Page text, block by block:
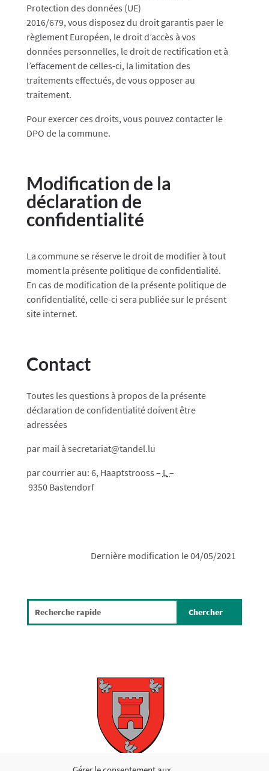
Protection des données (UE)
2016/679, vous disposez du droit garantis paer le
règlement Européen, le droit d’accès à vos
données personnelles, le droit de rectification et à
l’effacement de celles-ci, la limitation des
traitements effectués, de vous opposer au
traitement.
Pour exercer ces droits, vous pouvez contacter le
DPO de la commune.
Modification de la
déclaration de
confidentialité
La commune se réserve le droit de modifier à tout
moment la présente politique de confidentialité.
En cas de modification de la présente politique de
confidentialité, celle-ci sera publiée sur le présent
site internet.
Contact
Toutes les questions à propos de la présente
déclaration de confidentialité doivent être
adressées
par mail à secretariat@tandel.lu
par courrier au: 6, Haaptstrooss – L–
9350 Bastendorf
Dernière modification le 04/05/2021
Copyright © 2026